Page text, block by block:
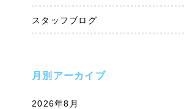
スタッフブログ
月別アーカイブ
2026年8月